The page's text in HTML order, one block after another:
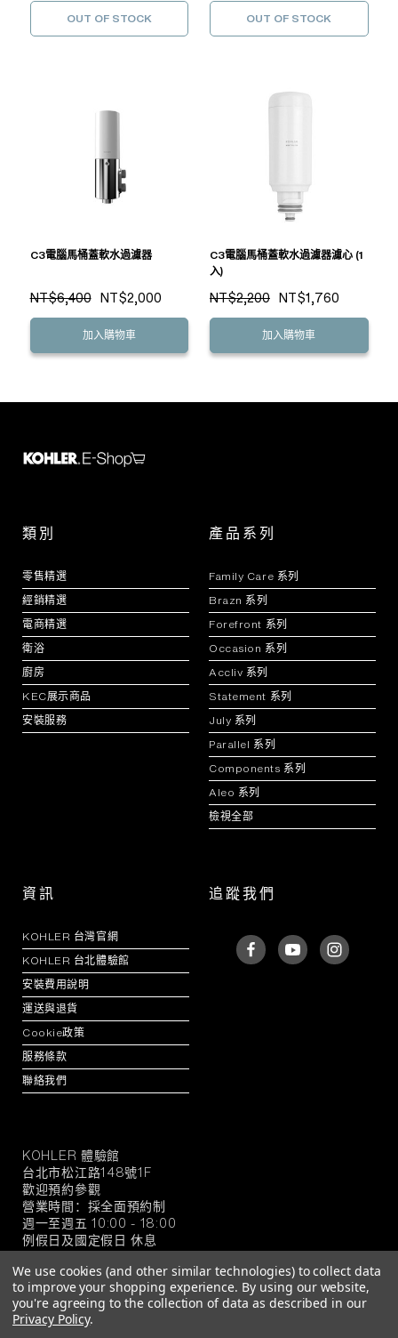
OUT OF STOCK OUT OF STOCK
C3電腦馬桶蓋軟水過濾器
NT$6,400 NT$2,000
加入購物車
C3電腦馬桶蓋軟水過濾器濾心 (1
入)
NT$2,200 NT$1,760
加入購物車
類別
零售精選
經銷精選
電商精選
衛浴
廚房
KEC展示商品
安裝服務
產品系列
Family Care 系列
Brazn 系列
Forefront 系列
Occasion 系列
Accliv 系列
Statement 系列
July 系列
Parallel 系列
Components 系列
Aleo 系列
檢視全部
資訊
KOHLER 台灣官網
KOHLER 台北體驗館
安裝費用說明
運送與退貨
Cookie政策
服務條款
聯絡我們
追蹤我們
KOHLER
官
方
旗
艦
店
KOHLER 體驗館
台北市松江路148號1F
歡迎預約參觀
營業時間：採全面預約制
週一至週五 10:00 - 18:00
例假日及國定假日 休息
© 2026 KOHLER 官方旗艦店
We use cookies (and other similar technologies) to collect data
to improve your shopping experience. By using our website,
you're agreeing to the collection of data as described in our
Privacy Policy.